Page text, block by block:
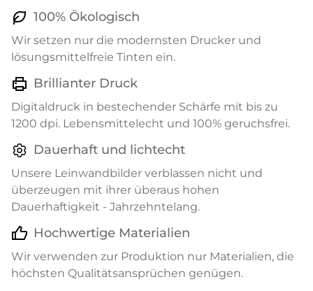
100% Ökologisch
Wir setzen nur die modernsten Drucker und
lösungsmittelfreie Tinten ein.
Brillianter Druck
Digitaldruck in bestechender Schärfe mit bis zu
1200 dpi. Lebensmittelecht und 100% geruchsfrei.
Dauerhaft und lichtecht
Unsere Leinwandbilder verblassen nicht und
überzeugen mit ihrer überaus hohen
Dauerhaftigkeit - Jahrzehntelang.
Hochwertige Materialien
Wir verwenden zur Produktion nur Materialien, die
höchsten Qualitätsansprüchen genügen.